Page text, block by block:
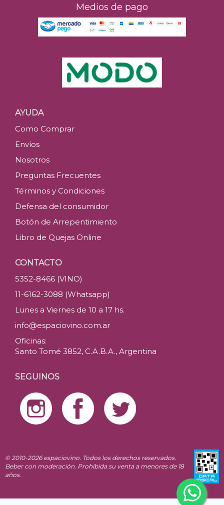
Medios de pago
AYUDA
Como Comprar
Envíos
Nosotros
Preguntas Frecuentes
Términos y Condiciones
Defensa del consumidor
Botón de Arrepentimiento
Libro de Quejas Online
CONTACTO
5352-8466 (VINO)
11-6162-3088 (Whatsapp)
Lunes a Viernes de 10 a 17 hs.
info@espaciovino.com.ar
Oficinas:
Santo Tomé 3852, C.A.B.A., Argentina
SEGUINOS
© 2010-2026 espaciovino. Todos los derechos reservados.
Beber con moderación. Prohibida su venta a menores de 18
años.